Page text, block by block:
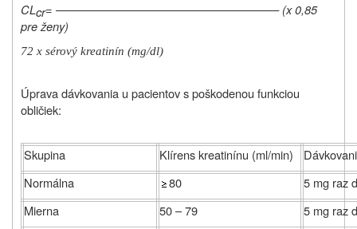
CLcr= ––––––––––––––––––––––––––––––––––– (x 0,85
pre ženy)
72 x sérový kreatinín (mg/dl)
Úprava dávkovania u pacientov s poškodenou funkciou
obličiek:
Skupina Klírens kreatinínu (ml/min)
Normálna
80
5 mg raz
Mierna
50 – 79
5 mg raz